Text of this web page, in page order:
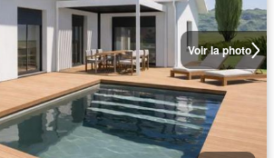
Voir la photo